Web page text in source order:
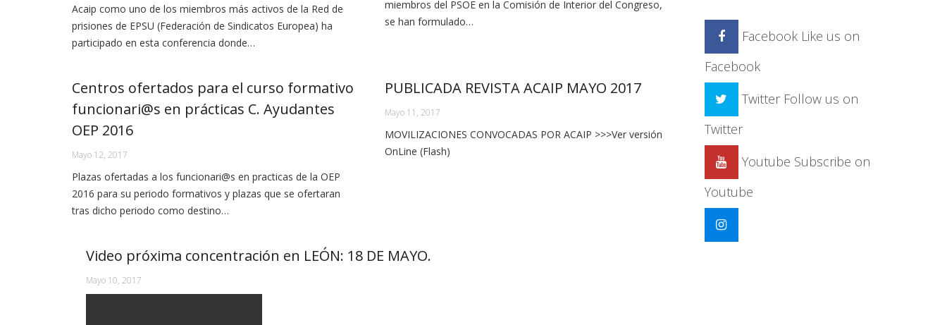
Acaip como uno de los miembros más activos de la Red de
prisiones de EPSU (Federación de Sindicatos Europea) ha
participado en esta conferencia donde…
miembros del PSOE en la Comisión de Interior del Congreso,
se han formulado…
Centros ofertados para el curso formativo
funcionari@s en prácticas C. Ayudantes
OEP 2016
Mayo 12, 2017
Plazas ofertadas a los funcionari@s en practicas de la OEP
2016 para su periodo formativos y plazas que se ofertaran
tras dicho periodo como destino…
PUBLICADA REVISTA ACAIP MAYO 2017
Mayo 11, 2017
MOVILIZACIONES CONVOCADAS POR ACAIP >>>Ver versión
OnLine (Flash)
Video próxima concentración en LEÓN: 18 DE MAYO.
Mayo 10, 2017
Facebook Like us on
Facebook
Twitter Follow us on
Twitter
Youtube Subscribe on
Youtube